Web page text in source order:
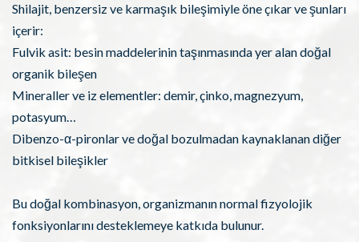
Shilajit, benzersiz ve karmaşık bileşimiyle öne çıkar ve şunları
içerir:
Fulvik asit: besin maddelerinin taşınmasında yer alan doğal
organik bileşen
Mineraller ve iz elementler: demir, çinko, magnezyum,
potasyum…
Dibenzo-α-pironlar ve doğal bozulmadan kaynaklanan diğer
bitkisel bileşikler
Bu doğal kombinasyon, organizmanın normal fizyolojik
fonksiyonlarını desteklemeye katkıda bulunur.